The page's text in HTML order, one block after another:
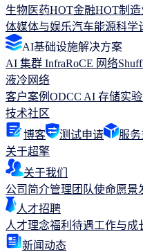
生物医药HOT金融HOT制造
体媒体与娱乐汽车能源科学
AI基础设施解决方案
AI 集群 InfraRoCE 网络
液冷网络
客户案例 ODCC AI 存储实
技术社区
博客
测试申请
服
关于超擎
关于我们
公司简介管理团队使命愿景
人才招聘
人才理念福利待遇工作与成
新闻动态